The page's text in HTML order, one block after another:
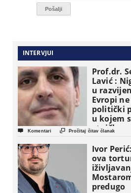
INTERVJUI
Prof.dr.
Lavić :
u
Evropi
politički
u kojem
etničke
osnovne
političke
 Komentari  Pročitaj čitav članak
Ivor
ova
predugo